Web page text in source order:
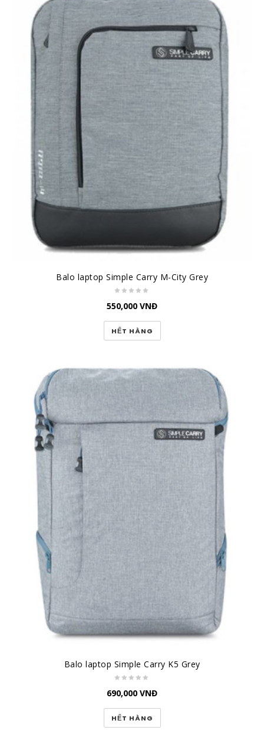
Balo laptop Simple Carry M-City Grey
550,000 VNĐ
HẾT HÀNG
Balo laptop Simple Carry K5 Grey
690,000 VNĐ
HẾT HÀNG